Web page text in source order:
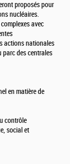
proposés pour
nucléaires.
avec
actions nationales
parc des centrales
en matière de
contrôle
social et